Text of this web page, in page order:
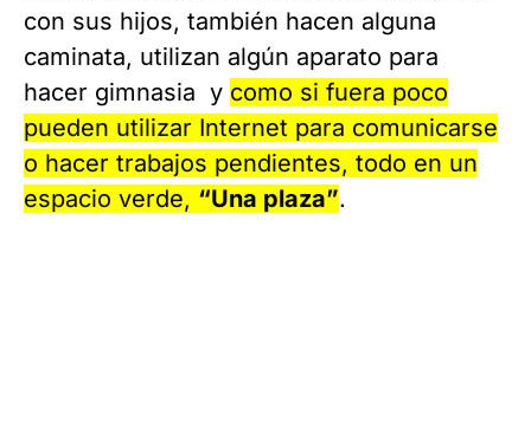
con sus hijos, también hacen alguna
caminata, utilizan algún aparato para
hacer gimnasia y como si fuera poco
pueden utilizar Internet para comunicarse
o hacer trabajos pendientes, todo en un
espacio verde, “Una plaza”.